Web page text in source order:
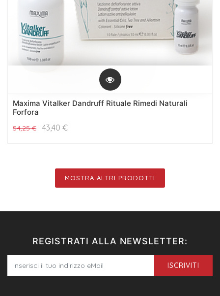
Maxima Vitalker Dandruff Rituale Rimedi Naturali
Forfora
54,25€ 43,40 €
MOSTRA ALTRI PRODOTTI
REGISTRATI ALLA NEWSLETTER:
ISCRIVITI